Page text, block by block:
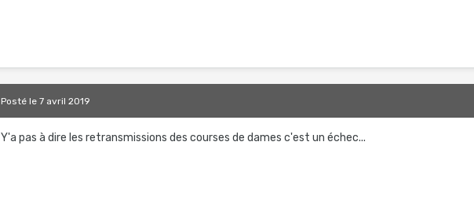
Postéle 7 avril 2019
Y'a pas à dire les retransmissions des courses de dames c'est un échec...